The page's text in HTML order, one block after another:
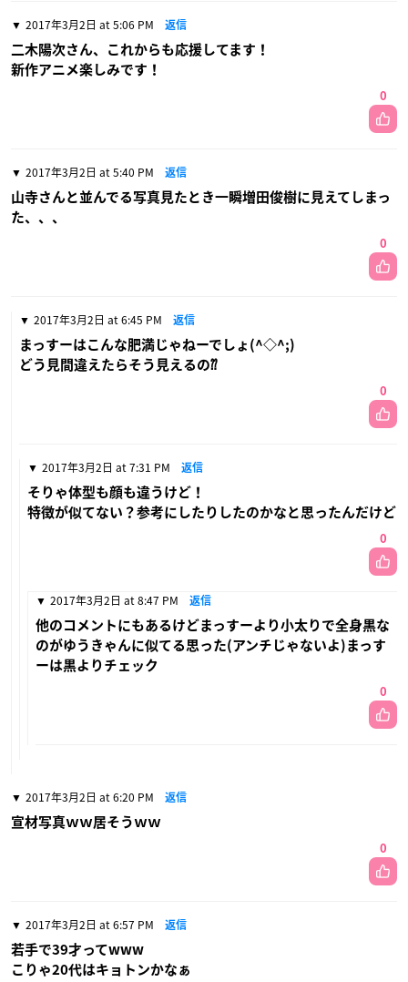
2017年3月2日 at 5:06 PM 返信
二木陽次さん、これからも応援してます！
新作アニメ楽しみです！
0
2017年3月2日 at 5:40 PM 返信
山寺さんと並んでる写真見たとき一瞬増田俊樹に見えてしまっ
た、、、
0
2017年3月2日 at 6:45 PM 返信
まっすーはこんな肥満じゃねーでしょ(^◇^;)
どう見間違えたらそう見えるの⁇
0
2017年3月2日 at 7:31 PM 返信
そりゃ体型も顔も違うけど！
特徴が似てない？参考にしたりしたのかなと思ったんだけど
0
2017年3月2日 at 8:47 PM 返信
他のコメントにもあるけどまっすーより小太りで全身黒な
のがゆうきゃんに似てる思った(アンチじゃないよ)まっす
ーは黒よりチェック
0
2017年3月2日 at 6:20 PM 返信
宣材写真ｗｗ居そうｗｗ
0
2017年3月2日 at 6:57 PM 返信
若手で39才ってwww
こりゃ20代はキョトンかなぁ